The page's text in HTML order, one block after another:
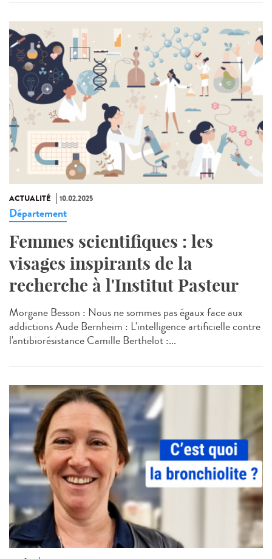
ACTUALITÉ 10.02.2025
Département
Femmes scientifiques : les
visages inspirants de la
recherche à l'Institut Pasteur
Morgane Besson : Nous ne sommes pas égaux face aux
addictions Aude Bernheim : L'intelligence artificielle contre
l'antibiorésistance Camille Berthelot :...